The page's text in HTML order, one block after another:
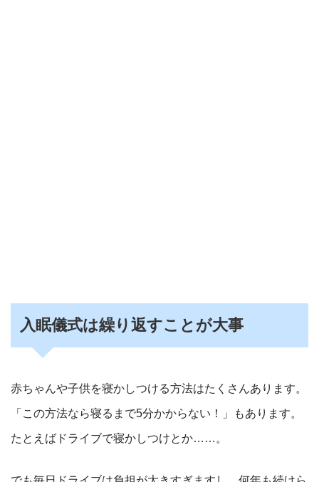
入眠儀式は繰り返すことが大事
赤ちゃんや子供を寝かしつける方法はたくさんあります。
「この方法なら寝るまで5分かからない！」もあります。
たとえばドライブで寝かしつけとか……。